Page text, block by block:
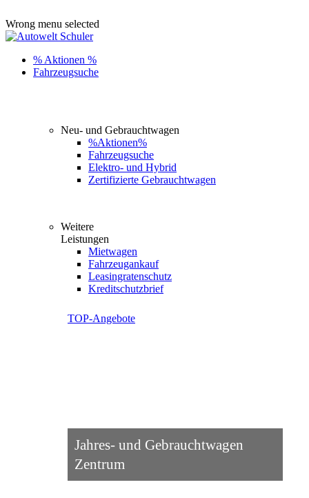
Wrong menu selected
% Aktionen %
Fahrzeugsuche
Neu- und Gebrauchtwagen
%Aktionen%
Fahrzeugsuche
Elektro- und Hybrid
Zertifizierte Gebrauchtwagen
Weitere
Leistungen
Mietwagen
Fahrzeugankauf
Leasingratenschutz
Kreditschutzbrief
TOP-Angebote
Jahres- und Gebrauchtwagen
Zentrum